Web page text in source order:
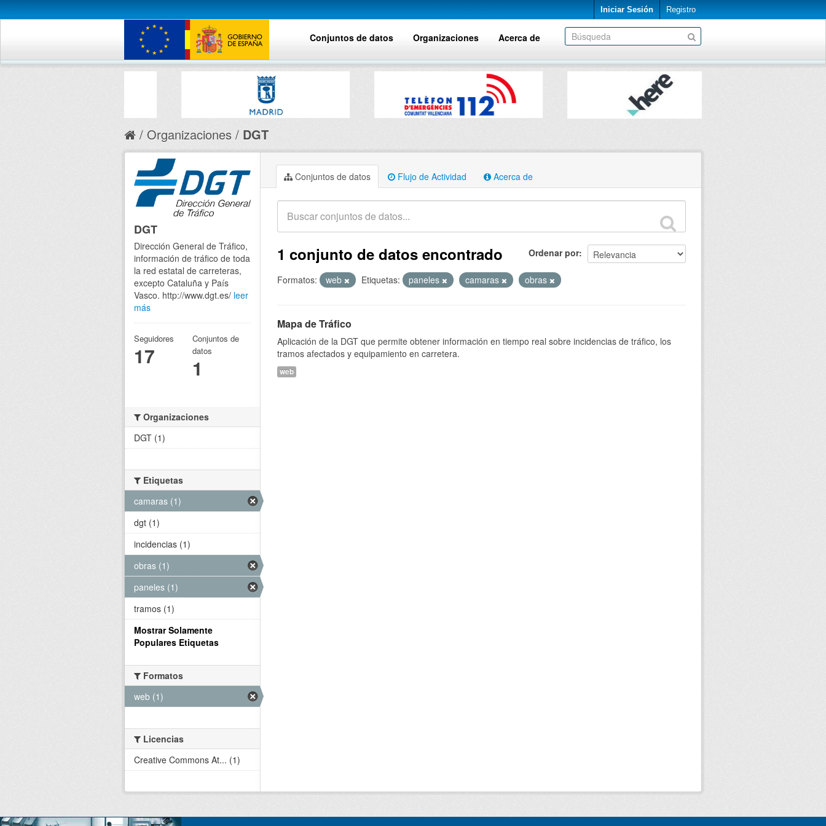
Iniciar Sesión Registro
Conjuntos de datos Organizaciones Acerca de
Organizaciones DGT
Conjuntos de datos Flujo de Actividad Acerca de
Ordenar por
1 conjunto de datos encontrado
Formatos: web Etiquetas: paneles camaras obras
Mapa de Tráfico
Aplicación de la DGT que permite obtener información en tiempo real sobre incidencias de tráfico, los
tramos afectados y equipamiento en carretera.
web
DGT
Dirección General de Tráfico,
información de tráfico de toda
la red estatal de carreteras,
excepto Cataluña y País
Vasco. http://www.dgt.es/ leer
más
Seguidores
17
Conjuntos de
datos
1
Organizaciones
DGT (1)
Etiquetas
camaras (1)
dgt (1)
incidencias (1)
obras (1)
paneles (1)
tramos (1)
Mostrar Solamente
Populares Etiquetas
Formatos
web (1)
Licencias
Creative Commons At... (1)